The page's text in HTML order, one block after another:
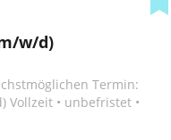
w/d)
Termin:
Vollzeit • unbefristet •